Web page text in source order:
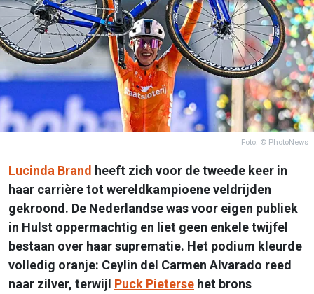
Foto: © PhotoNews
Lucinda Brand heeft zich voor de tweede keer in
haar carrière tot wereldkampioene veldrijden
gekroond. De Nederlandse was voor eigen publiek
in Hulst oppermachtig en liet geen enkele twijfel
bestaan over haar suprematie. Het podium kleurde
volledig oranje: Ceylin del Carmen Alvarado reed
naar zilver, terwijl Puck Pieterse het brons